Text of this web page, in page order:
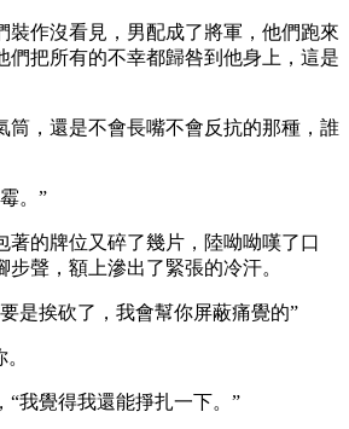
裝作沒看見，男配成了將軍，他們跑來
們把所有的不幸都歸咎到他身上，這是
筒，還是不會長嘴不會反抗的那種，誰
。”
著的牌位又碎了幾片，陸呦呦嘆了口
聲，額上滲出了緊張的冷汗。
是挨砍了，我會幫你屏蔽痛覺的”
“我覺得我還能掙扎一下。”